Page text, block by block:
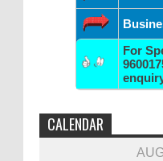
For
CALENDAR